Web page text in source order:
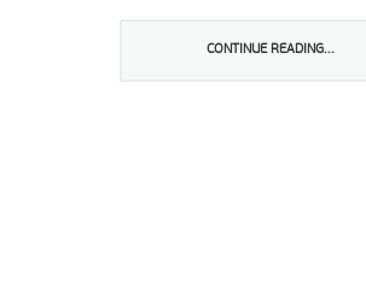
CONTINUE READING...